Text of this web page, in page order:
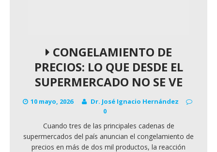
CONGELAMIENTO DE
PRECIOS: LO QUE DESDE EL
SUPERMERCADO NO SE VE
10 mayo, 2026
Dr. José Ignacio Hernández
0
Cuando tres de las principales cadenas de
supermercados del país anuncian el congelamiento de
precios en más de dos mil productos, la reacción